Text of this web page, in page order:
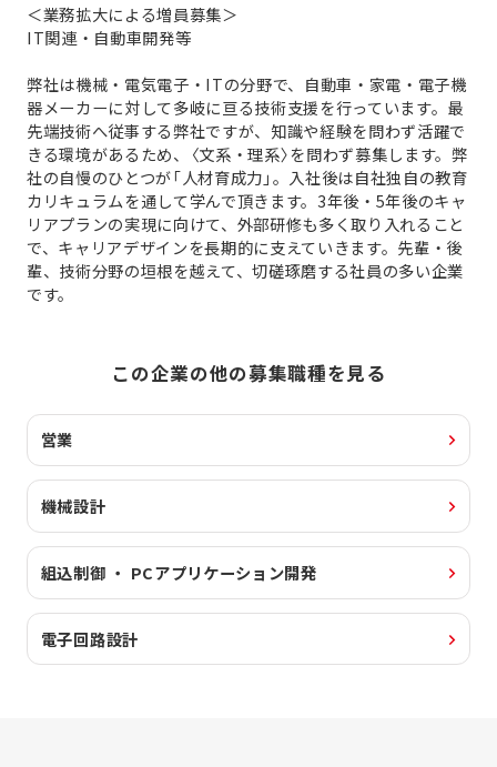
＜業務拡大による増員募集＞
IT関連・自動車開発等
弊社は機械・電気電子・ITの分野で、自動車・家電・電子機
器メーカーに対して多岐に亘る技術支援を行っています。最
先端技術へ従事する弊社ですが、知識や経験を問わず活躍で
きる環境があるため、〈文系・理系〉を問わず募集します。弊
社の自慢のひとつが「人材育成力」。入社後は自社独自の教育
カリキュラムを通して学んで頂きます。3年後・5年後のキャ
リアプランの実現に向けて、外部研修も多く取り入れること
で、キャリアデザインを長期的に支えていきます。先輩・後
輩、技術分野の垣根を越えて、切磋琢磨する社員の多い企業
です。
この企業の他の募集職種を見る
営業
機械設計
組込制御 ・ PCアプリケーション開発
電子回路設計